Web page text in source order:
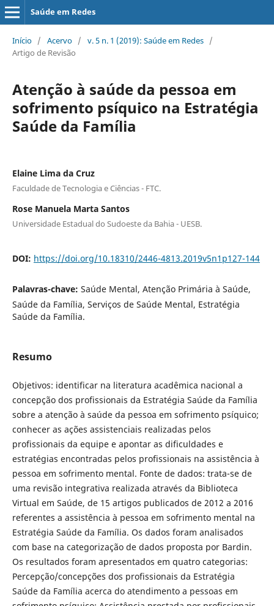
Saúde em Redes
Início / Acervo / v. 5 n. 1 (2019): Saúde em Redes /
Artigo de Revisão
Atenção à saúde da pessoa em
sofrimento psíquico na Estratégia
Saúde da Família
Elaine Lima da Cruz
Faculdade de Tecnologia e Ciências - FTC.
Rose Manuela Marta Santos
Universidade Estadual do Sudoeste da Bahia - UESB.
DOI: https://doi.org/10.18310/2446-4813.2019v5n1p127-144
Palavras-chave: Saúde Mental, Atenção Primária à Saúde,
Saúde da Família, Serviços de Saúde Mental, Estratégia
Saúde da Família.
Resumo
Objetivos: identificar na literatura acadêmica nacional a
concepção dos profissionais da Estratégia Saúde da Família
sobre a atenção à saúde da pessoa em sofrimento psíquico;
conhecer as ações assistenciais realizadas pelos
profissionais da equipe e apontar as dificuldades e
estratégias encontradas pelos profissionais na assistência à
pessoa em sofrimento mental. Fonte de dados: trata-se de
uma revisão integrativa realizada através da Biblioteca
Virtual em Saúde, de 15 artigos publicados de 2012 a 2016
referentes a assistência à pessoa em sofrimento mental na
Estratégia Saúde da Família. Os dados foram analisados
com base na categorização de dados proposta por Bardin.
Os resultados foram apresentados em quatro categorias:
Percepção/concepções dos profissionais da Estratégia
Saúde da Família acerca do atendimento a pessoas em